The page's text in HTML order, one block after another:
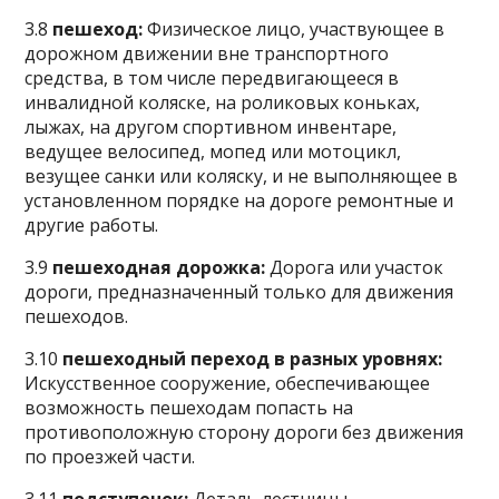
3.8 пешеход:Физическое лицо, участвующее в
дорожном движении вне транспортного
средства, в том числе передвигающееся в
инвалидной коляске, на роликовых коньках,
лыжах, на другом спортивном инвентаре,
ведущее велосипед, мопед или мотоцикл,
везущее санки или коляску, и не выполняющее в
установленном порядке на дороге ремонтные и
другие работы.
3.9 пешеходная дорожка:Дорога или участок
дороги, предназначенный только для движения
пешеходов.
3.10 пешеходный переход в разных уровнях:
Искусственное сооружение, обеспечивающее
возможность пешеходам попасть на
противоположную сторону дороги без движения
по проезжей части.